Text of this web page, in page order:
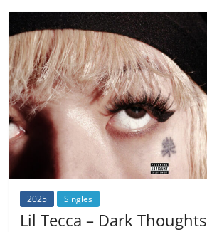
2025 Singles
Lil Tecca – Dark Thoughts